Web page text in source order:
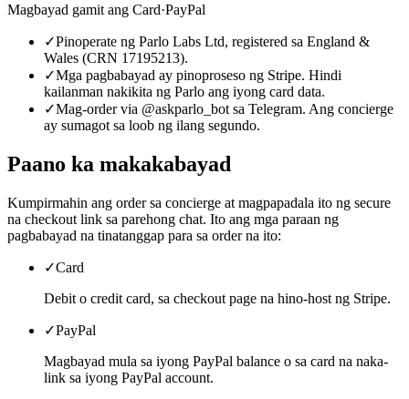
Magbayad gamit ang Card·PayPal
✓Pinoperate ng Parlo Labs Ltd, registered sa England &
Wales (CRN 17195213).
✓Mga pagbabayad ay pinoproseso ng Stripe. Hindi
kailanman nakikita ng Parlo ang iyong card data.
✓Mag-order via @askparlo_bot sa Telegram. Ang concierge
ay sumagot sa loob ng ilang segundo.
Paano ka makakabayad
Kumpirmahin ang order sa concierge at magpapadala ito ng secure
na checkout link sa parehong chat. Ito ang mga paraan ng
pagbabayad na tinatanggap para sa order na ito:
✓Card
Debit o credit card, sa checkout page na hino-host ng Stripe.
✓PayPal
Magbayad mula sa iyong PayPal balance o sa card na naka-
link sa iyong PayPal account.